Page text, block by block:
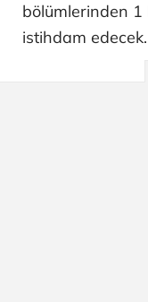
bölümlerinden 1
istihdam edecek.